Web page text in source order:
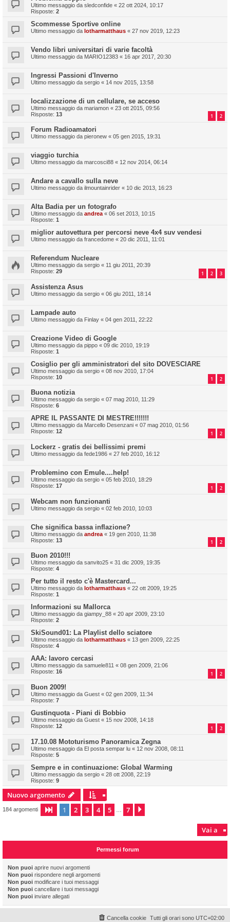
Ultimo messaggio da sledconfide « 22 ott 2024, 10:17
Risposte: 2
Scommesse Sportive online
Ultimo messaggio da lotharmatthaus « 27 nov 2019, 12:23
Vendo libri universitari di varie facoltà
Ultimo messaggio da MARIO12383 « 16 apr 2017, 20:30
Ingressi Passioni d'Inverno
Ultimo messaggio da sergio « 14 nov 2015, 13:58
localizzazione di un cellulare, se acceso
Ultimo messaggio da mariamon « 23 ott 2015, 09:56
Risposte: 13 1 2
Forum Radioamatori
Ultimo messaggio da pieronew « 05 gen 2015, 19:31
viaggio turchia
Ultimo messaggio da marcosci88 « 12 nov 2014, 06:14
Andare a cavallo sulla neve
Ultimo messaggio da ilmountainrider « 10 dic 2013, 16:23
Alta Badia per un fotografo
Ultimo messaggio da andrea « 06 set 2013, 10:15
Risposte: 1
miglior autovettura per percorsi neve 4x4 suv vendesi
Ultimo messaggio da francedome « 20 dic 2011, 11:01
Referendum Nucleare
Ultimo messaggio da sergio « 11 giu 2011, 20:39
Risposte: 29 1 2 3
Assistenza Asus
Ultimo messaggio da sergio « 06 giu 2011, 18:14
Lampade auto
Ultimo messaggio da Finlay « 04 gen 2011, 22:22
Creazione Video di Google
Ultimo messaggio da pippo « 09 dic 2010, 19:19
Risposte: 1
Cosiglio per gli amministratori del sito DOVESCIARE
Ultimo messaggio da sergio « 08 nov 2010, 17:04
Risposte: 10 1 2
Buona notizia
Ultimo messaggio da sergio « 07 mag 2010, 11:29
Risposte: 6
APRE IL PASSANTE DI MESTRE!!!!!!!
Ultimo messaggio da Marcello Desenzani « 07 mag 2010, 01:56
Risposte: 12 1 2
Lockerz - gratis dei bellissimi premi
Ultimo messaggio da fede1986 « 27 feb 2010, 16:12
Problemino con Emule....help!
Ultimo messaggio da sergio « 05 feb 2010, 18:29
Risposte: 17 1 2
Webcam non funzionanti
Ultimo messaggio da sergio « 02 feb 2010, 10:03
Che significa bassa inflazione?
Ultimo messaggio da andrea « 19 gen 2010, 11:38
Risposte: 13 1 2
Buon 2010!!!
Ultimo messaggio da sanvito25 « 31 dic 2009, 19:35
Risposte: 4
Per tutto il resto c'è Mastercard...
Ultimo messaggio da lotharmatthaus « 22 ott 2009, 19:25
Risposte: 1
Informazioni su Mallorca
Ultimo messaggio da giampy_88 « 20 apr 2009, 23:10
Risposte: 2
SkiSound01: La Playlist dello sciatore
Ultimo messaggio da lotharmatthaus « 13 gen 2009, 22:25
Risposte: 4
AAA: lavoro cercasi
Ultimo messaggio da samuele811 « 08 gen 2009, 21:06
Risposte: 16 1 2
Buon 2009!
Ultimo messaggio da Guest « 02 gen 2009, 11:34
Risposte: 7
Gustinquota - Piani di Bobbio
Ultimo messaggio da Guest « 15 nov 2008, 14:18
Risposte: 12 1 2
17.10.08 Mototurismo Panoramica Zegna
Ultimo messaggio da El posta sempar lu « 12 nov 2008, 08:11
Risposte: 5
Sempre e in continuazione: Global Warming
Ultimo messaggio da sergio « 28 ott 2008, 22:19
Risposte: 9
Nuovo argomento
184 argomenti Pagina di
1 2 3 4 5 7
Vai a
Permessi forum
Non puoi aprire nuovi argomenti
Non puoi rispondere negli argomenti
Non puoi modificare i tuoi messaggi
Non puoi cancellare i tuoi messaggi
Non puoi inviare allegati
Tutti gli orari sono UTC+02:00
Cancella cookie